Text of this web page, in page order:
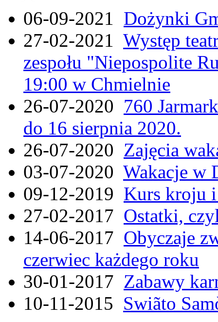
06-09-2021 Dożynki
27-02-2021 Występ
zespołu "Niepospolite
19:00 w Chmielnie
26-07-2020 760
do 16 sierpnia 2020.
26-07-2020 Zajęcia
03-07-2020 Wakacje w
09-12-2019 Kurs kroju i
27-02-2017 Ostatki,
14-06-2017 Obyczaje
czerwiec każdego roku
30-01-2017 Zabawy
10-11-2015 Swiãto